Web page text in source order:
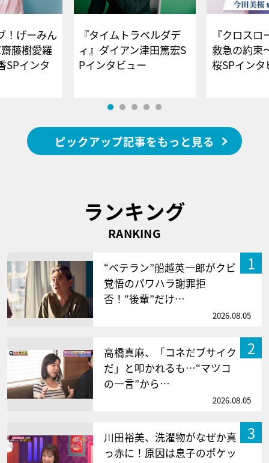
！げーみん
藤樹愛羅
SPインタ
『タイムトラベルダデ
ィ』ダイアン津田篤宏S
Pインタビュー
『クロス
救急の約束
桜SPイ
ピックアップ記事をもっと見る
ランキング
RANKING
1
“ベテラン”船越英一郎がクビ
覚悟のパワハラ謝罪拒
否！“後輩”だけ…
2026.08.05
2
高橋真麻、「コネだブサイク
だ」と叩かれるも…“マツコ
の一言”から…
2026.08.05
3
川田裕美、洗濯物がなぜか真
っ赤に！原因は息子のポケッ